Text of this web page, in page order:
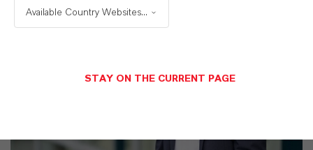
Available Country Websites...
STAY ON THE CURRENT PAGE